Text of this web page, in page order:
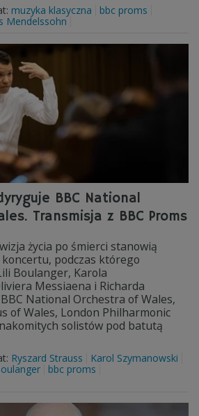
muzyka klasyczna
bbc proms
Mendelssohn
BBC National
Transmisja z BBC Proms
życia po śmierci stanowią
podczas którego
Boulanger, Karola
Messiaena i Richarda
National Orchestra of Wales,
of Wales, London Philharmonic
solistów pod batutą
Ryszard Strauss
Karol Szymanowski
bbc proms